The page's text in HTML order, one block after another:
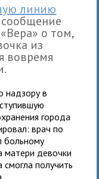
линию
о том,
из
вовремя
надзору в
города
врач по
больному
матери девочки
получить